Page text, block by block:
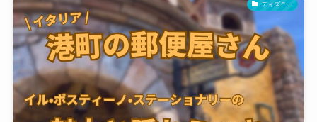
ディズニー